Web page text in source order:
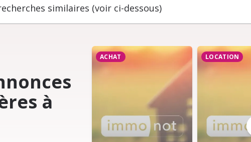
similaires (voir ci-dessous)
à
ACHAT LOCATION